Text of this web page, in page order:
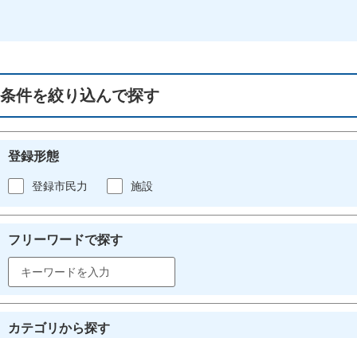
条件を絞り込んで探す
登録形態
登録市民力 施設
フリーワードで探す
カテゴリから探す